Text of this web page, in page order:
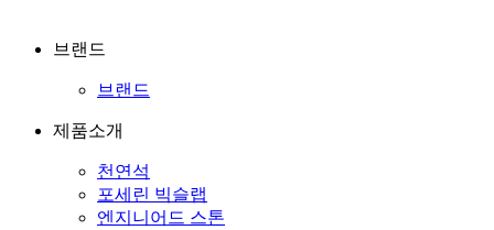
브랜드
브랜드
제품소개
천연석
포세린 빅슬랩
엔지니어드 스톤